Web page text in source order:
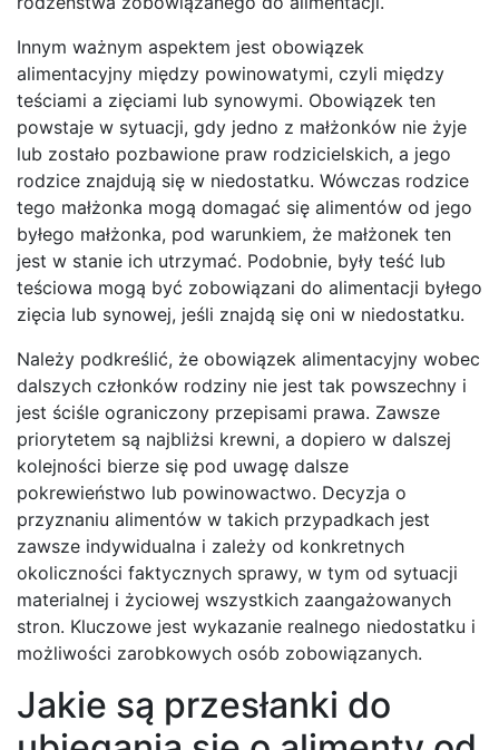
Innym ważnym aspektem jest obowiązek
alimentacyjny między powinowatymi, czyli między
teściami a zięciami lub synowymi. Obowiązek ten
powstaje w sytuacji, gdy jedno z małżonków nie żyje
lub zostało pozbawione praw rodzicielskich, a jego
rodzice znajdują się w niedostatku. Wówczas rodzice
tego małżonka mogą domagać się alimentów od jego
byłego małżonka, pod warunkiem, że małżonek ten
jest w stanie ich utrzymać. Podobnie, były teść lub
teściowa mogą być zobowiązani do alimentacji byłego
zięcia lub synowej, jeśli znajdą się oni w niedostatku.
Należy podkreślić, że obowiązek alimentacyjny wobec
dalszych członków rodziny nie jest tak powszechny i
jest ściśle ograniczony przepisami prawa. Zawsze
priorytetem są najbliżsi krewni, a dopiero w dalszej
kolejności bierze się pod uwagę dalsze
pokrewieństwo lub powinowactwo. Decyzja o
przyznaniu alimentów w takich przypadkach jest
zawsze indywidualna i zależy od konkretnych
okoliczności faktycznych sprawy, w tym od sytuacji
materialnej i życiowej wszystkich zaangażowanych
stron. Kluczowe jest wykazanie realnego niedostatku i
możliwości zarobkowych osób zobowiązanych.
Jakie są przesłanki do